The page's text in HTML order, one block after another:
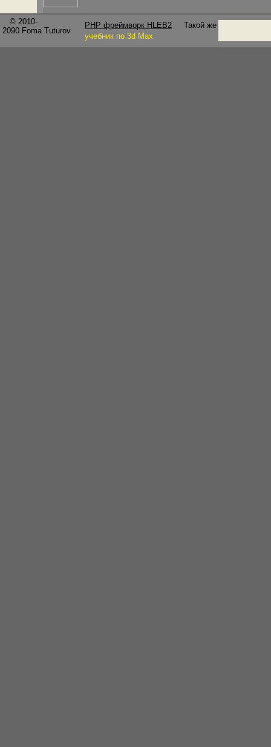
© 2010-
2090 Foma Tuturov
PHP фреймворк HLEB2
Такой же
учебник по 3d Max